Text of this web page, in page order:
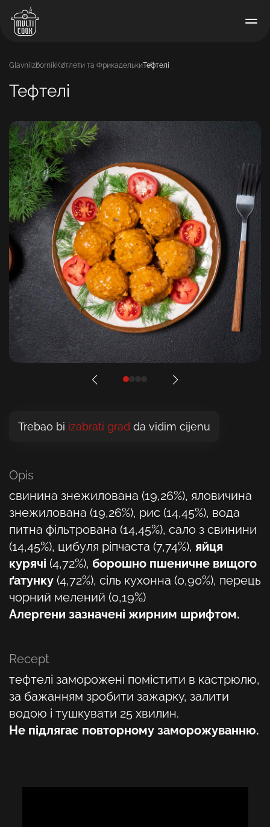
Glavni IzbornikКотлети та ФрикаделькиТефтелі
Тефтелі
Trebao bi izabrati grad da vidim cijenu
Opis
свинина знежилована (19,26%), яловичина
знежилована (19,26%), рис (14,45%), вода
питна фільтрована (14,45%), сало з свинини
(14,45%), цибуля ріпчаста (7,74%), яйця
курячі (4,72%), борошно пшеничне вищого
ґатунку (4,72%), сіль кухонна (0,90%), перець
чорний мелений (0,19%)
Алергени зазначені жирним шрифтом.
Recept
тефтелі заморожені помістити в кастрюлю,
за бажанням зробити зажарку, залити
водою і тушкувати 25 хвилин.
Не підлягає повторному заморожуванню.